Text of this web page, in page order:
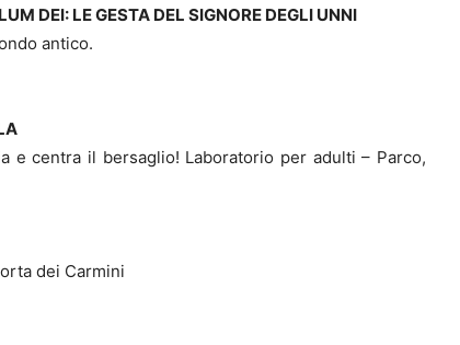
DEI: LE GESTA DEL SIGNORE DEGLI UNNI
antico.
e centra il bersaglio! Laboratorio per adulti – Parco,
dei Carmini